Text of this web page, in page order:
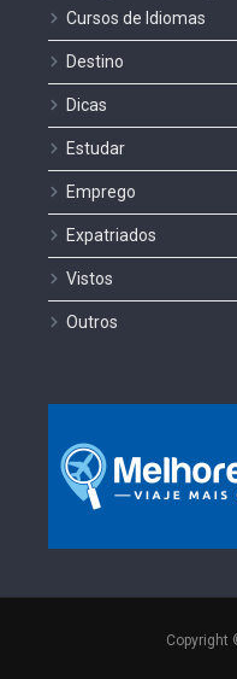
Cursos de Idiomas
Destino
Dicas
Estudar
Emprego
Expatriados
Vistos
Outros
Copyright